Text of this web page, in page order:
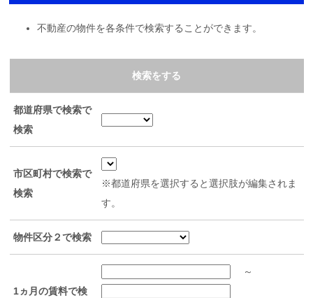
不動産の物件を各条件で検索することができます。
検索をする
都道府県で検索で
検索
市区町村で検索で
検索
※都道府県を選択すると選択肢が編集されま
す。
物件区分２で検索
1ヵ月の賃料で検
～